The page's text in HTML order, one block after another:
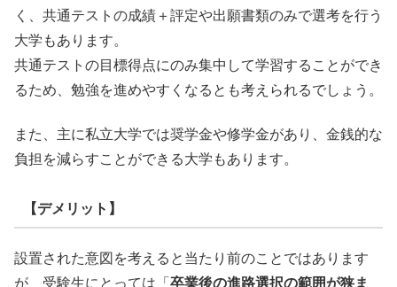
く、共通テストの成績＋評定や出願書類のみで選考を行う
大学もあります。
共通テストの目標得点にのみ集中して学習することができ
るため、勉強を進めやすくなるとも考えられるでしょう。
また、主に私立大学では奨学金や修学金があり、金銭的な
負担を減らすことができる大学もあります。
【デメリット】
設置された意図を考えると当たり前のことではあります
が、受験生にとっては「 卒業後の進路選択の範囲が狭ま